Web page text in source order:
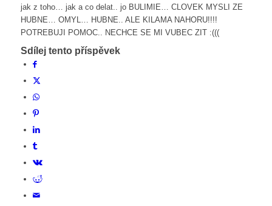
jak z toho… jak a co delat.. jo BULIMIE… CLOVEK MYSLI ZE
HUBNE… OMYL… HUBNE.. ALE KILAMA NAHORU!!!!
POTREBUJI POMOC.. NECHCE SE MI VUBEC ZIT :(((
Sdílej tento příspěvek